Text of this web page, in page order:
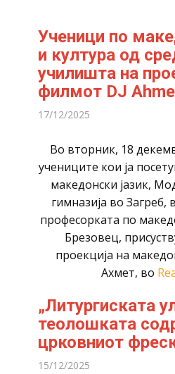
Ученици по
и култура од
училишта на
филмот DJ
17/12/2025
Во вторник, 18
учениците кои ја
македонски јазик,
гимназија во
професорката по
Брезовец,
проекција на
Ахмет, во
„Литургиската
теолошката
црковниот
15/12/2025